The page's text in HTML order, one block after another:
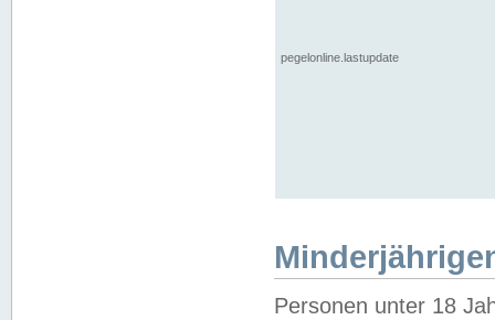
pegelonline.lastupdate
Personen unter 18